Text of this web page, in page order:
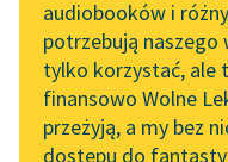
Byliśmy częścią AI Impact
Lab
Zapraszamy na spotkanie
online z tłumaczkami
literatury skandynawskiej
audiobooków i
potrzebują naszego
tylko korzystać, ale
finansowo Wolne
przeżyją, a my bez
dostępu do